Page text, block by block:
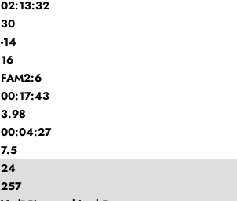
02:13:32
30
-14
16
FAM2:6
00:17:43
3.98
00:04:27
7.5
24
257